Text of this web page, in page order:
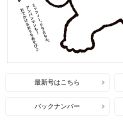
最新号はこちら
バックナンバー